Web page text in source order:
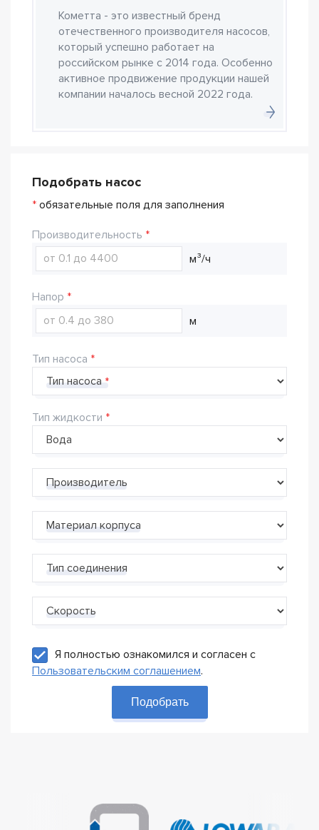
Кометта - это известный бренд
отечественного производителя насосов,
который успешно работает на
российском рынке с 2014 года. Особенно
активное продвижение продукции нашей
компании началось весной 2022 года.
Подобрать насос
* обязательные поля для заполнения
Производительность
м³/ч
Напор
м
Тип насоса
Тип насоса
Тип жидкости
Производитель
Материал корпуса
Тип соединения
Скорость
Я полностью ознакомился и согласен с
Пользовательским соглашением.
Подобрать